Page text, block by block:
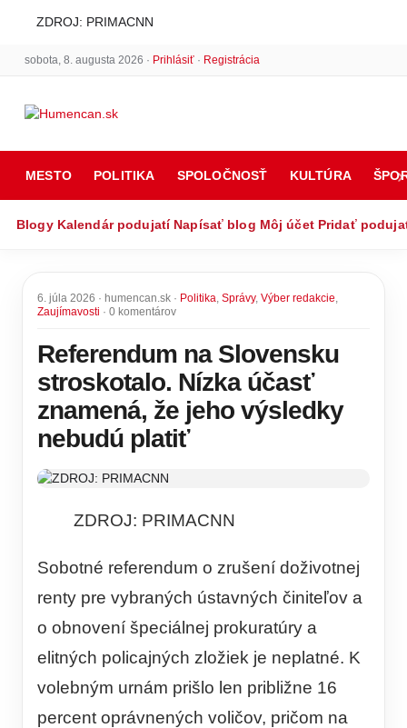
ZDROJ: PRIMACNN
sobota, 8. augusta 2026 · Prihlásiť· Registrácia
MESTO POLITIKA SPOLOČNOSŤ KULTÚRA
Blogy Kalendár podujatí Napísať blog Môj účet Pridať
6. júla 2026 · humencan.sk · Politika, Správy, Výber redakcie,
Zaujímavosti · 0 komentárov
Referendum na Slovensku
stroskotalo. Nízka účasť
znamená, že jeho výsledky
nebudú platiť
ZDROJ: PRIMACNN
Sobotné referendum o zrušení doživotnej
renty pre vybraných ústavných činiteľov a
o obnovení špeciálnej prokuratúry a
elitných policajných zložiek je neplatné. K
volebným urnám prišlo len približne 16
percent oprávnených voličov, pričom na